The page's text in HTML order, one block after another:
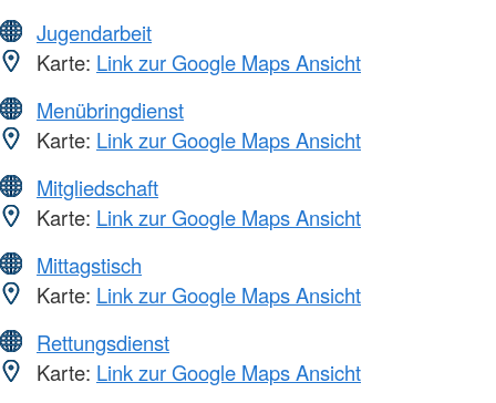
Jugendarbeit
Karte: Link zur Google Maps Ansicht
Menübringdienst
Karte: Link zur Google Maps Ansicht
Mitgliedschaft
Karte: Link zur Google Maps Ansicht
Mittagstisch
Karte: Link zur Google Maps Ansicht
Rettungsdienst
Karte: Link zur Google Maps Ansicht